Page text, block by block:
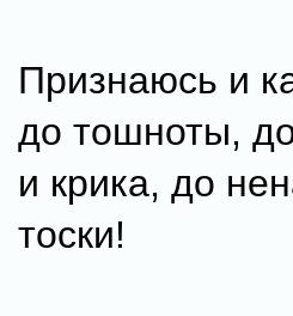
Признаюсь и
до тошноты,
и крика, до
тоски!